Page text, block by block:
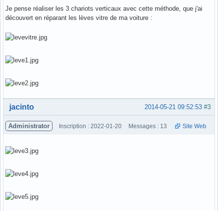
Je pense réaliser les 3 chariots verticaux avec cette méthode, que j'ai
découvert en réparant les lèves vitre de ma voiture :
Hors ligne #3
2014-05-21 09:52:53
jacinto
Administrator Inscription : 2022-01-20 Messages : 13 Site Web